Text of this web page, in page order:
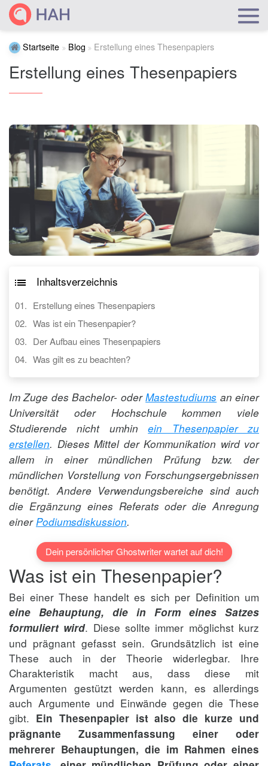
Startseite Blog Erstellung eines Thesenpapiers
Erstellung eines Thesenpapiers
Inhaltsverzeichnis
Erstellung eines Thesenpapiers
Was ist ein Thesenpapier?
Der Aufbau eines Thesenpapiers
Was gilt es zu beachten?
Im Zuge des Bachelor- oderMastestudiums an einer
Universität oder Hochschule kommen viele
Studierende nicht umhinein Thesenpapier zu
erstellen. Dieses Mittel der Kommunikation wird vor
allem in einer mündlichen Prüfung bzw. der
mündlichen Vorstellung von Forschungsergebnissen
benötigt. Andere Verwendungsbereiche sind auch
die Ergänzung eines Referats oder die Anregung
einerPodiumsdiskussion.
Dein persönlicher Ghostwriter wartet auf dich!
Was ist ein Thesenpapier?
Bei einer These handelt es sich per Definition um
eine Behauptung, die in Form eines Satzes
formuliert wird. Diese sollte immer möglichst kurz
und prägnant gefasst sein. Grundsätzlich ist eine
These auch in der Theorie widerlegbar. Ihre
Charakteristik macht aus, dass diese mit
Argumenten gestützt werden kann, es allerdings
auch Argumente und Einwände gegen die These
gibt. Ein Thesenpapier ist also die kurze und
prägnante Zusammenfassung einer oder
mehrerer Behauptungen, die im Rahmen eines